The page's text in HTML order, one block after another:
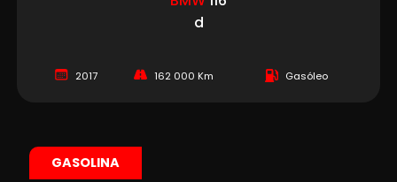
d
2017 162 000 Km Gasóleo
GASOLINA